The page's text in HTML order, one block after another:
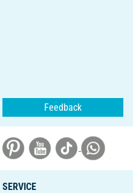
Feedback
SERVICE